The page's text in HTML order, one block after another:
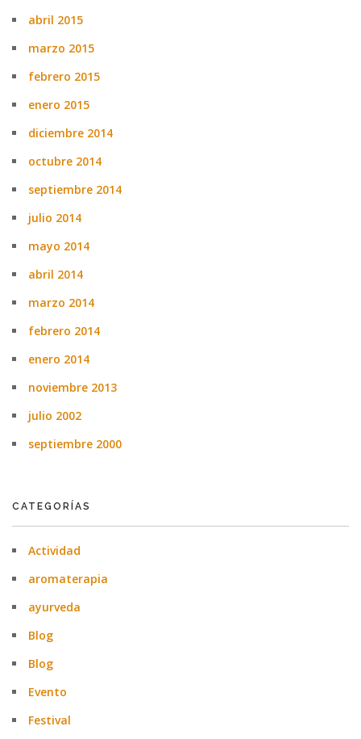
abril 2015
marzo 2015
febrero 2015
enero 2015
diciembre 2014
octubre 2014
septiembre 2014
julio 2014
mayo 2014
abril 2014
marzo 2014
febrero 2014
enero 2014
noviembre 2013
julio 2002
septiembre 2000
CATEGORÍAS
Actividad
aromaterapia
ayurveda
Blog
Blog
Evento
Festival